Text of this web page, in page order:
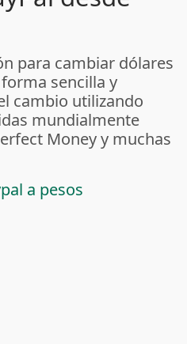
para cambiar dólares
sencilla y
cambio utilizando
mundialmente
Money y muchas
a pesos